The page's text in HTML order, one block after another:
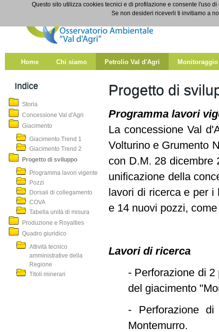
Salta al contenuto
Progetto di sviluppo
Home Chi siamo Petrolio Val d'Agri Monitoraggio
Indice
Storia
Concessione Val d'Agri
Giacimento
Giacimento Trend 1
Giacimento Trend 2
Progetto di sviluppo
Programma lavori vigente
Pozzi
Dorsali di collegamento
COVA
Tabella unità di misura
Produzione e Royalties
Quadro giuridico
Attività tecnico
amministrative della
Regione
Titoli minerari
Progetto di
Programma lavori
La concessione Val
Volturino e Grumento
con D.M. 28
unificazione della
lavori di ricerca e per
e 14 nuovi pozzi,
Lavori di ricerca
- Perforazione di
del giacimento
- Perforazione
Montemurro.
Questo sito utilizza cookies tecnici e di profilazione e consente l'uso
Se non desideri riceverli ti invitiamo a